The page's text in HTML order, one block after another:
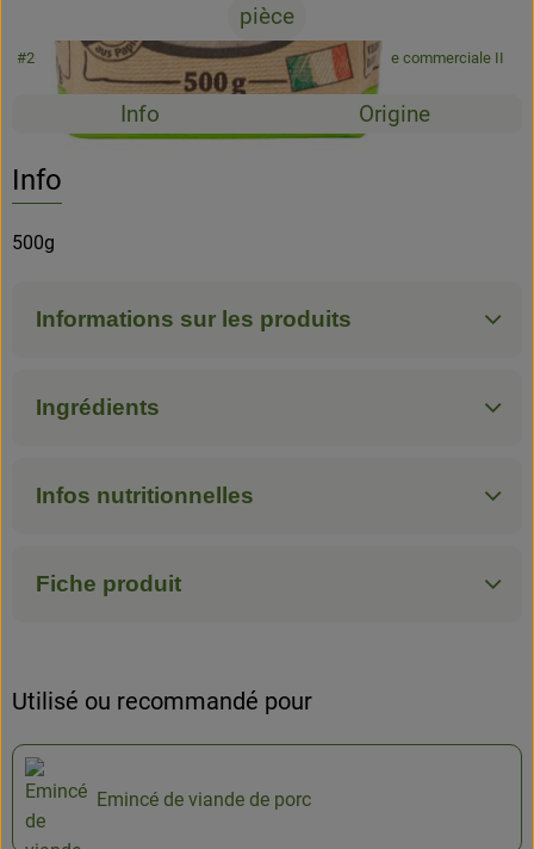
pièce
#26004 4,15 €/ pièce 8,30 €/ kg 7% TVA Classe commerciale II
Recettes
Info Origine
Info
500g
Informations sur les produits
Ingrédients
Infos nutritionnelles
Fiche produit
Utilisé ou recommandé pour
Emincé de viande de porc